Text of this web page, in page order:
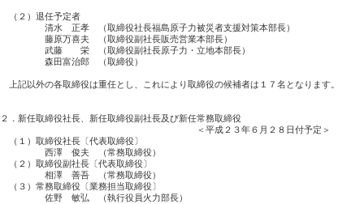
（２）退任予定者
清水　正孝　（取締役社長福島原子力被災者支援対策本部長）
藤原万喜夫　（取締役副社長販売営業本部長）
武藤　　栄　（取締役副社長原子力・立地本部長）
森田富治郎　（取締役）
上記以外の各取締役は重任とし、これにより取締役の候補者は１７名となります。
２．新任取締役社長、新任取締役副社長及び新任常務取締役
＜平成２３年６月２８日付予定＞
（１）取締役社長〔代表取締役〕
西澤　俊夫　（常務取締役）
（２）取締役副社長〔代表取締役〕
相澤　善吾　（常務取締役）
（３）常務取締役〔業務担当取締役〕
佐野　敏弘　（執行役員火力部長）